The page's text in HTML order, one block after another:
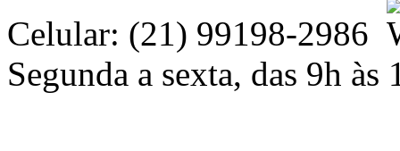
Celular: (21) 99198-2986
Segunda a sexta, das 9h às